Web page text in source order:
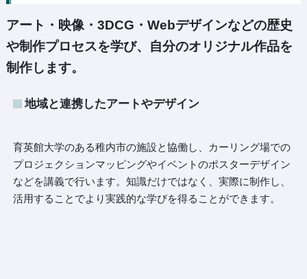
アート・映像・3DCG・Webデザインなどの歴史
や制作プロセスを学び、自分のオリジナル作品を
制作します。
地域と連携したアートやデザイン
育英館大学のある稚内市の施設と協働し、カーリング場での
プロジェクションマッピングやイベントのポスターデザイン
などを講義で行います。知識だけではなく、実際に制作し、
活用することでより実践的な学びを得ることができます。